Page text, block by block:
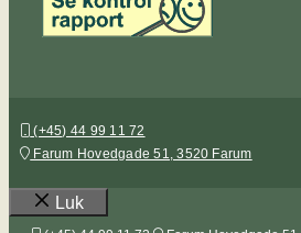
(+45) 44 99 11 72
Farum Hovedgade 51, 3520 Farum
Luk